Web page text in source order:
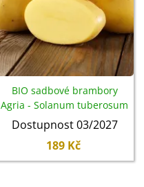
BIO sadbové brambory
Agria - Solanum tuberosum
- bio brambory - 10 ks
Dostupnost 03/2027
189 Kč